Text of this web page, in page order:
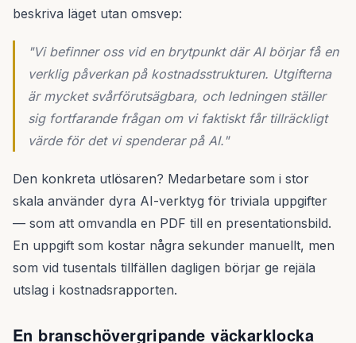
beskriva läget utan omsvep:
"Vi befinner oss vid en brytpunkt där AI börjar få en
verklig påverkan på kostnadsstrukturen. Utgifterna
är mycket svårförutsägbara, och ledningen ställer
sig fortfarande frågan om vi faktiskt får tillräckligt
värde för det vi spenderar på AI."
Den konkreta utlösaren? Medarbetare som i stor
skala använder dyra AI-verktyg för triviala uppgifter
— som att omvandla en PDF till en presentationsbild.
En uppgift som kostar några sekunder manuellt, men
som vid tusentals tillfällen dagligen börjar ge rejäla
utslag i kostnadsrapporten.
En branschövergripande väckarklocka